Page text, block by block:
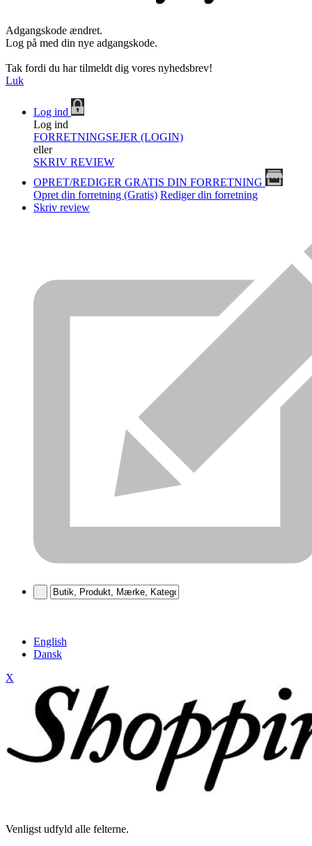
Adgangskode ændret.
Log på med din nye adgangskode.
Tak fordi du har tilmeldt dig vores nyhedsbrev!
Luk
Log ind
Log ind
FORRETNINGSEJER (LOGIN)
eller
SKRIV REVIEW
OPRET/REDIGER GRATIS DIN FORRETNING
Opret din forretning (Gratis) Rediger din forretning
Skriv review
English
Dansk
X
Venligst udfyld alle felterne.